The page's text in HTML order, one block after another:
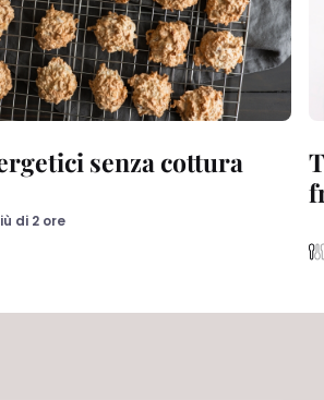
senza cottura
di 2 ore